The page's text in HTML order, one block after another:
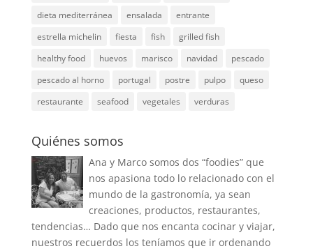
dieta mediterránea
ensalada
entrante
estrella michelin
fiesta fish
grilled fish
healthy food
huevos marisco navidad
pescado
pescado al horno
portugal postre pulpo
queso
restaurante
seafood vegetales verduras
Quiénes somos
Ana y Marco somos dos “foodies” que
nos apasiona todo lo relacionado con el
mundo de la gastronomía, ya sean
creaciones, productos, restaurantes,
tendencias… Dado que nos encanta cocinar y viajar,
nuestros recuerdos los teníamos que ir ordenando